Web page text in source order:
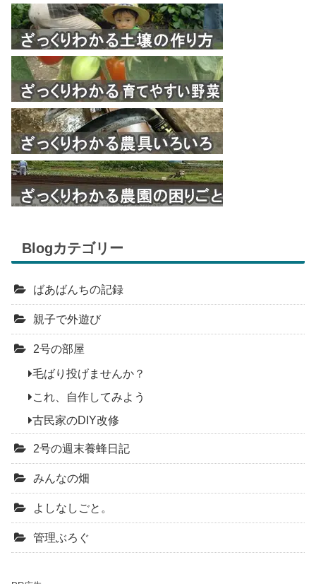
Blogカテゴリー
ばあばんちの記録
親子で外遊び
2号の部屋
毛ばり投げませんか？
これ、自作してみよう
古民家のDIY改修
2号の週末養蜂日記
みんなの畑
よしなしごと。
管理ぶろぐ